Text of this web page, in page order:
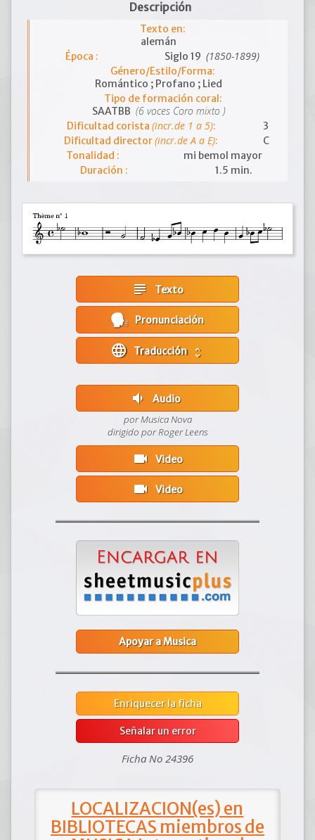
Descripción
Texto en:
alemán
Época :
Siglo 19 (1850-1899)
Género/Estilo/Forma:
Romántico ; Profano ; Lied
Tipo de formación coral:
SAATBB (6 voces Coro mixto )
Dificultad corista (incr.de 1 a 5):
3
Dificultad director(incr.de A a E):
C
Tonalidad :
mi bemol mayor
Duración :
1.5 min.
subject Texto
Pronunciación
language unfold_more
volume_down
Audio
por Musica Nova
dirigido por Roger Leens
videocam Video
videocam Video
Apoyar a Musica
Enriquecer la ficha
Señalar un error
Ficha No 24396
LOCALIZACION(es) en
BIBLIOTECAS miembros de